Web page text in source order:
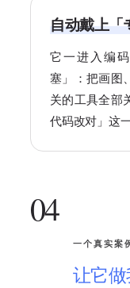
自动戴上「
它一进入编
塞」：把画图
关的工具全部
代码改对」这一
04
一个真实案
让它做